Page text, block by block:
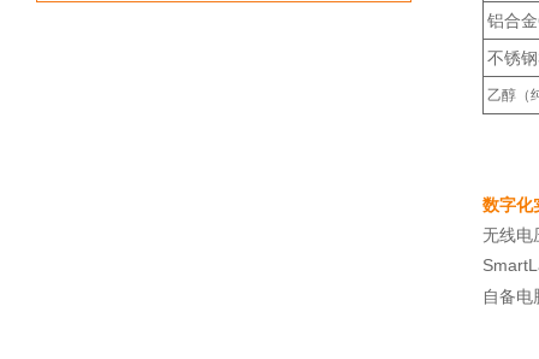
铝合
不锈
乙醇（
数字化
无线电
自备电